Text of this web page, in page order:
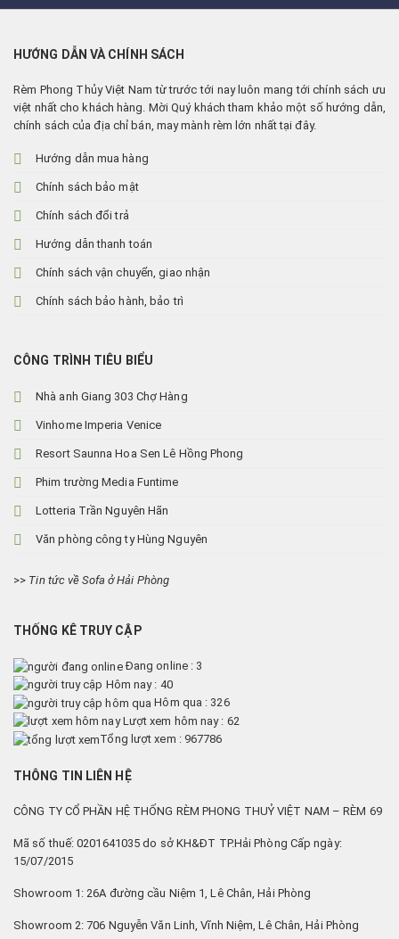
HƯỚNG DẪN VÀ CHÍNH SÁCH
Rèm Phong Thủy Việt Nam từ trước tới nay luôn mang tới chính sách ưu
việt nhất cho khách hàng. Mời Quý khách tham khảo một số hướng dẫn,
chính sách của địa chỉ bán, may mành rèm lớn nhất tại đây.
Hướng dẫn mua hàng
Chính sách bảo mật
Chính sách đổi trả
Hướng dẫn thanh toán
Chính sách vận chuyển, giao nhận
Chính sách bảo hành, bảo trì
CÔNG TRÌNH TIÊU BIỂU
Nhà anh Giang 303 Chợ Hàng
Vinhome Imperia Venice
Resort Saunna Hoa Sen Lê Hồng Phong
Phim trường Media Funtime
Lotteria Trần Nguyên Hãn
Văn phòng công ty Hùng Nguyên
>> Tin tức về Sofa ở Hải Phòng
THỐNG KÊ TRUY CẬP
Đang online : 3
Hôm nay : 40
Hôm qua : 326
Lượt xem hôm nay : 62
Tổng lượt xem : 967786
THÔNG TIN LIÊN HỆ
CÔNG TY CỔ PHẦN HỆ THỐNG RÈM PHONG THUỶ VIỆT NAM – RÈM 69
Mã số thuế: 0201641035 do sở KH&ĐT TP.Hải Phòng Cấp ngày:
15/07/2015
Showroom 1: 26A đường cầu Niệm 1, Lê Chân, Hải Phòng
Showroom 2: 706 Nguyễn Văn Linh, Vĩnh Niệm, Lê Chân, Hải Phòng